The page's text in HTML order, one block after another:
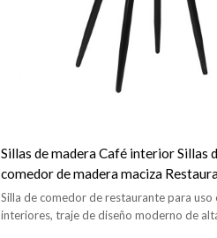
Sillas de madera Café interior Sillas
comedor de madera maciza
Muebles de madera
Silla de comedor de restaurante para uso
interiores, traje de diseño moderno de